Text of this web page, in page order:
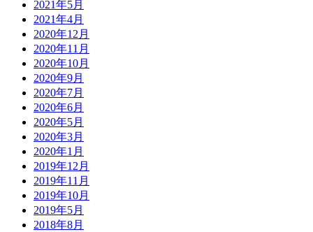
2021年5月
2021年4月
2020年12月
2020年11月
2020年10月
2020年9月
2020年7月
2020年6月
2020年5月
2020年3月
2020年1月
2019年12月
2019年11月
2019年10月
2019年5月
2018年8月